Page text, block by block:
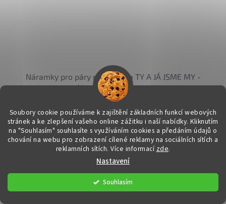
Soubory cookie používáme k zajištění základních funkcí webových
stránek a ke zlepšení vašeho online zážitku i naší nabídky. Kliknutím
na "Souhlasím" souhlasíte s využíváním cookies a předáním údajů o
chování na webu pro zobrazení cílené reklamy na sociálních sítích a
reklamních sítích. Více informací zde.
Nastavení
Souhlasím
Náramky pro páry morseovka TY A JÁ JSME MY -
malachit, růženín, hematit - kulička 4 mm
od630 Kč DETAIL
Láska - Propojení - Jedinečnost
Kód: